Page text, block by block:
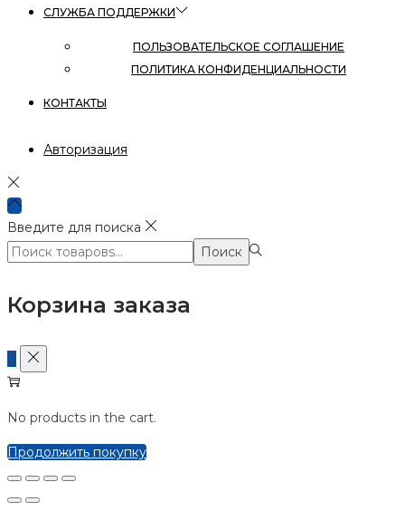
СЛУЖБА ПОДДЕРЖКИ
ПОЛЬЗОВАТЕЛЬСКОЕ СОГЛАШЕНИЕ
ПОЛИТИКА КОНФИДЕНЦИАЛЬНОСТИ
КОНТАКТЫ
Авторизация
Введите для поиска
Поиск:>
Поиск
Корзина заказа
0
No products in the cart.
Продолжить покупку